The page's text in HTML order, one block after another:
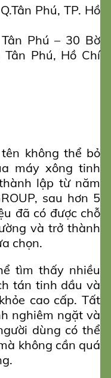
Phú, TP. Hồ
Phú – 30 Bờ
Tân Phú, Hồ Chí
không thể bỏ
máy xông tinh
lập từ năm
sau hơn 5
đã có được chỗ
và trở thành
chọn.
tìm thấy nhiều
tán tinh dầu và
cao cấp. Tất
nghiêm ngặt và
dùng có thể
không cần quá